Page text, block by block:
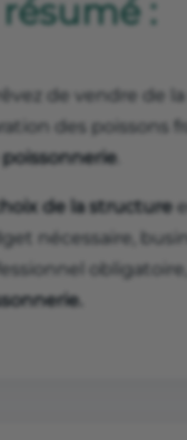
:
de vendre de
des poissons
de la structure
nécessaire,